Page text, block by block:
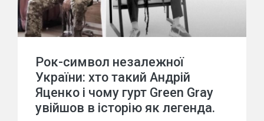
Рок-символ незалежної
України: хто такий Андрій
Яценко і чому гурт Green Gray
увійшов в історію як легенда.